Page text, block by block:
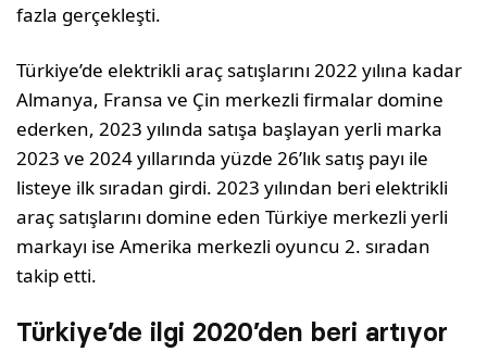
fazla gerçekleşti.
Türkiye’de elektrikli araç satışlarını 2022 yılına kadar
Almanya, Fransa ve Çin merkezli firmalar domine
ederken, 2023 yılında satışa başlayan yerli marka
2023 ve 2024 yıllarında yüzde 26’lık satış payı ile
listeye ilk sıradan girdi. 2023 yılından beri elektrikli
araç satışlarını domine eden Türkiye merkezli yerli
markayı ise Amerika merkezli oyuncu 2. sıradan
takip etti.
Türkiye’de ilgi 2020’den beri artıyor